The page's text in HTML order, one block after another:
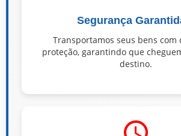
Segurança
Transportamos seus bens com
proteção, garantindo que
destino.